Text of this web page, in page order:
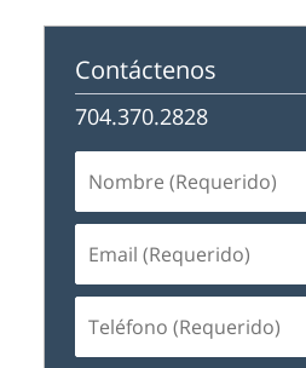
Contáctenos
704.370.2828
(Requerido)
(Requerido)
(Requerido)